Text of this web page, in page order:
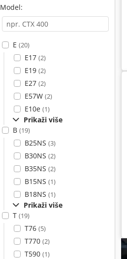
Model:
E (20)
E17 (2)
E19 (2)
E27 (2)
E57W (2)
E10e (1)
Prikaži više
B (19)
B25NS (3)
B30NS (2)
B35NS (2)
B15NS (1)
B18NS (1)
Prikaži više
T (19)
T76 (5)
T770 (2)
T590 (1)